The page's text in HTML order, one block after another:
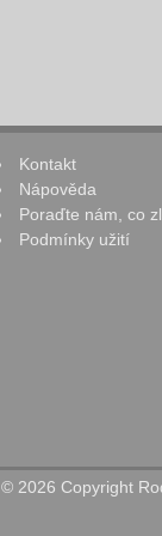
Kontakt
Nápověda
Poraďte nám, co
Podmínky užití
© 2026 Copyright